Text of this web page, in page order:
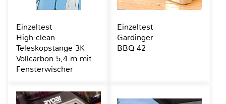
Einzeltest
High-clean
Teleskopstange 3K
Vollcarbon 5,4 m mit
Fensterwischer
Einzeltest
Gardinger
BBQ 42